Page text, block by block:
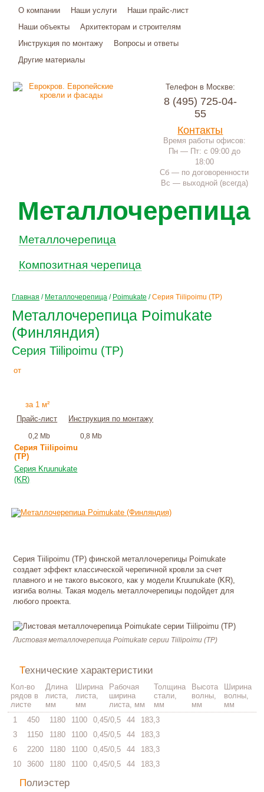
О компании Наши услуги
Наши прайс-лист
Наши объекты
Архитекторам и строителям
Инструкция по монтажу
Вопросы и ответы
Другие материалы
Телефон в Москве:
8 (495) 725-04-
55
Контакты
Время работы офисов:
Пн — Пт: с 09:00 до
18:00
Сб — по договоренности
Вс — выходной (всегда)
Металлочерепица
Металлочерепица
Композитная черепица
Главная / Металлочерепица / Poimukate /Серия Tiilipoimu (TP)
Металлочерепица Poimukate
(Финляндия)
Серия Tiilipoimu (TP)
от
за 1 м²
Прайс-лист
0,2 Mb
Инструкция по монтажу
0,8 Mb
Серия Tiilipoimu
(TP)
Серия Kruunukate
(KR)
Серия Tiilipoimu (TP) финской металлочерепицы Poimukate
создает эффект классической черепичной кровли за счет
плавного и не такого высокого, как у модели Kruunukate (KR),
изгиба волны. Такая модель металлочерепицы подойдет для
любого проекта.
Листовая металлочерепица Poimukate серии Tiilipoimu (TP)
Технические характеристики
Кол-во
рядов в
листе
Длина
листа,
мм
Ширина
листа,
мм
Рабочая
ширина
листа, мм
Толщина
стали,
мм
Высота
волны,
мм
Ширина
волны,
мм
1
450 1180 1100 0,45/0,5 44
183,3
3
1150 1180 1100 0,45/0,5 44
183,3
6
2200 1180 1100 0,45/0,5 44
183,3
10
3600 1180 1100 0,45/0,5 44 183,3
Полиэстер